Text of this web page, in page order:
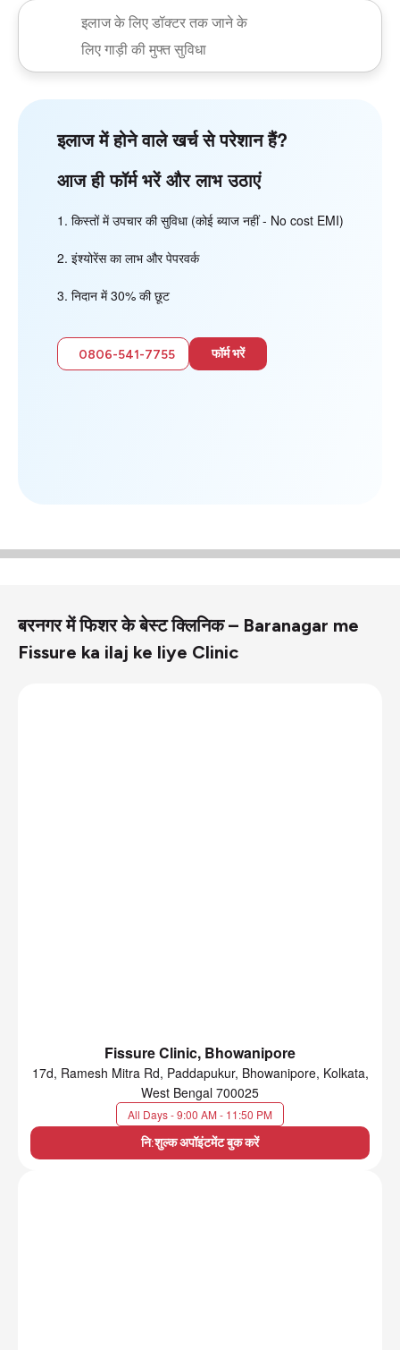
इलाज के लिए डॉक्टर तक जाने के
लिए गाड़ी की मुफ्त सुविधा
इलाज में होने वाले खर्च से परेशान हैं?
आज ही फॉर्म भरें और लाभ उठाएं
किस्तों में उपचार की सुविधा (कोई ब्याज नहीं - No cost EMI)
इंश्योरेंस का लाभ और पेपरवर्क
निदान में 30% की छूट
0806-541-7755 फॉर्म भरें
बरनगर में फिशर के बेस्ट क्लिनिक – Baranagar me
Fissure ka ilaj ke liye Clinic
Fissure Clinic, Bhowanipore
17d, Ramesh Mitra Rd, Paddapukur, Bhowanipore, Kolkata,
West Bengal 700025
All Days - 9:00 AM - 11:50 PM
नि:शुल्क अपॉइंटमेंट बुक करें